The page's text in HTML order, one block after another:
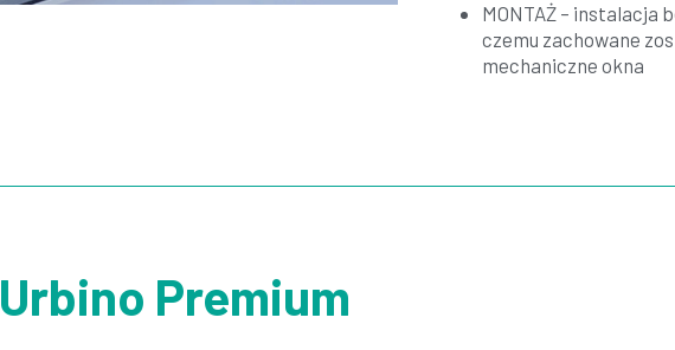
MONTAŻ – instalacja
czemu zachowane
mechaniczne okna
Urbino Premium